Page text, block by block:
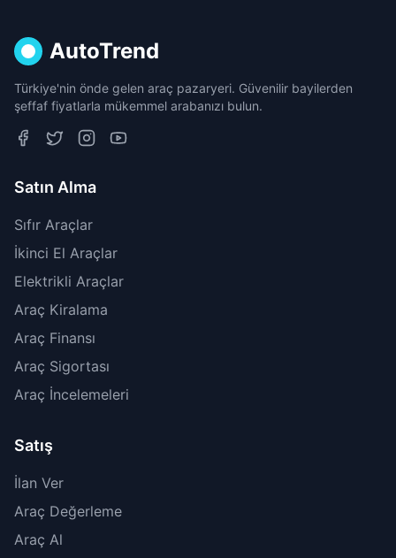
AutoTrend
Türkiye'nin önde gelen araç pazaryeri. Güvenilir bayilerden
şeffaf fiyatlarla mükemmel arabanızı bulun.
Satın Alma
Sıfır Araçlar
İkinci El Araçlar
Elektrikli Araçlar
Araç Kiralama
Araç Finansı
Araç Sigortası
Araç İncelemeleri
Satış
İlan Ver
Araç Değerleme
Araç Al